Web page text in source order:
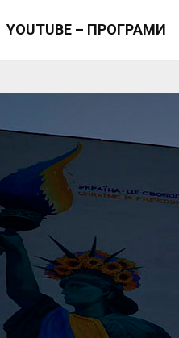
YOUTUBE – ПРОГРАМИ